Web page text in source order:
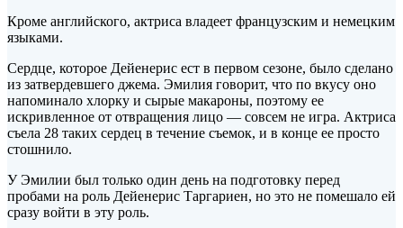
Кроме английского, актриса владеет французским и немецким
языками.
Сердце, которое Дейенерис ест в первом сезоне, было сделано
из затвердевшего джема. Эмилия говорит, что по вкусу оно
напоминало хлорку и сырые макароны, поэтому ее
искривленное от отвращения лицо — совсем не игра. Актриса
съела 28 таких сердец в течение съемок, и в конце ее просто
стошнило.
У Эмилии был только один день на подготовку перед
пробами на роль Дейенерис Таргариен, но это не помешало ей
сразу войти в эту роль.